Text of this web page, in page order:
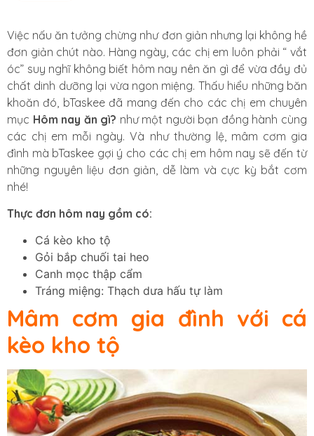
Việc nấu ăn tưởng chừng như đơn giản nhưng lại không hề
đơn giản chút nào. Hàng ngày, các chị em luôn phải “ vắt
óc” suy nghĩ không biết hôm nay nên ăn gì để vừa đầy đủ
chất dinh dưỡng lại vừa ngon miệng. Thấu hiểu những băn
khoăn đó, bTaskee đã mang đến cho các chị em chuyên
mục Hôm nay ăn gì? như một người bạn đồng hành cùng
các chị em mỗi ngày. Và như thường lệ, mâm cơm gia
đình mà bTaskee gợi ý cho các chị em hôm nay sẽ đến từ
những nguyên liệu đơn giản, dễ làm và cực kỳ bắt cơm
nhé!
Thực đơn hôm nay gồm có:
Cá kèo kho tộ
Gỏi bắp chuối tai heo
Canh mọc thập cẩm
Tráng miệng: Thạch dưa hấu tự làm
Mâm cơm gia đình với cá
kèo kho tộ